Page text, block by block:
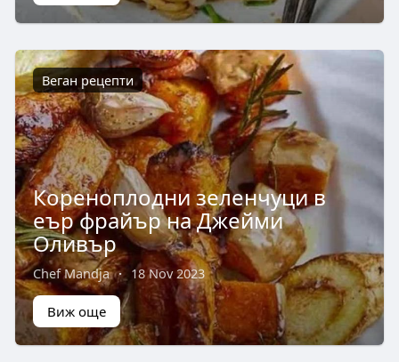
Веган рецепти
Кореноплодни зеленчуци в
еър фрайър на Джейми
Оливър
Chef Mandja · 18 Nov 2023
Виж още